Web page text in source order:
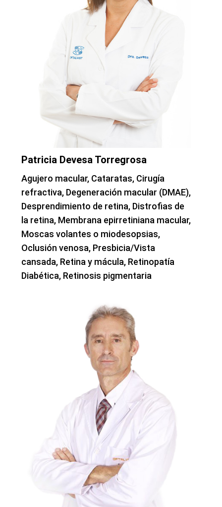
Patricia Devesa Torregrosa
Agujero macular, Cataratas, Cirugía
refractiva, Degeneración macular (DMAE),
Desprendimiento de retina, Distrofias de
la retina, Membrana epirretiniana macular,
Moscas volantes o miodesopsias,
Oclusión venosa, Presbicia/Vista
cansada, Retina y mácula, Retinopatía
Diabética, Retinosis pigmentaria